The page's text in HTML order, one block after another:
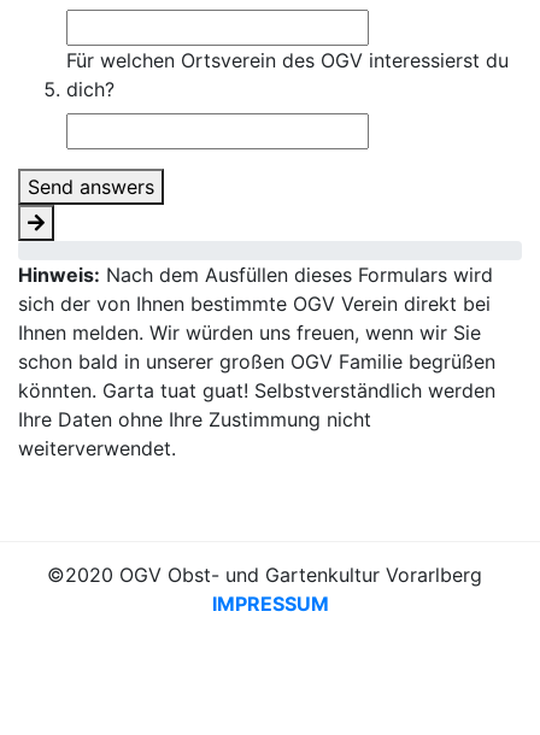
Für welchen Ortsverein des OGV interessierst du
dich?
Send answers
Hinweis: Nach dem Ausfüllen dieses Formulars wird
sich der von Ihnen bestimmte OGV Verein direkt bei
Ihnen melden. Wir würden uns freuen, wenn wir Sie
schon bald in unserer großen OGV Familie begrüßen
könnten. Garta tuat guat! Selbstverständlich werden
Ihre Daten ohne Ihre Zustimmung nicht
weiterverwendet.
©2020 OGV Obst- und Gartenkultur Vorarlberg
IMPRESSUM